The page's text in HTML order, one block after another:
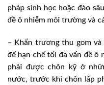
pháp sinh học hoặc đào
đề ô nhiễm môi trường và
– Khẩn trương thu gom
để hạn chế tối đa vấn đề ô
phải được chôn kỹ ở
nước, trước khi chôn lấp